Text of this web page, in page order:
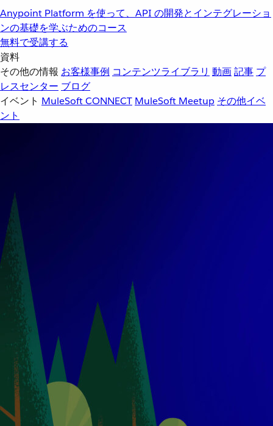
Anypoint Platform を使って、API の開発とインテグレーショ
ンの基礎を学ぶためのコース
無料で受講する
資料
その他の情報 お客様事例 コンテンツライブラリ 動画記事 プ
レスセンター ブログ
イベント MuleSoft CONNECT MuleSoft Meetup その他イベ
ント